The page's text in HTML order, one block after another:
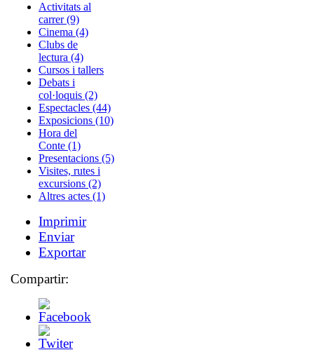
Activitats al
carrer (9)
Cinema (4)
Clubs de
lectura (4)
Cursos i tallers
Debats i
col·loquis (2)
Espectacles (44)
Exposicions (10)
Hora del
Conte (1)
Presentacions (5)
Visites, rutes i
excursions (2)
Altres actes (1)
Imprimir
Enviar
Exportar
Compartir: